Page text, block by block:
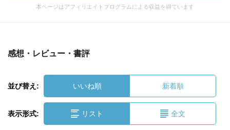
本ページはアフィリエイトプログラムによる収益を得ています
感想・レビュー・書評
並び替え: いいね順 新着順
表示形式: リスト 全文